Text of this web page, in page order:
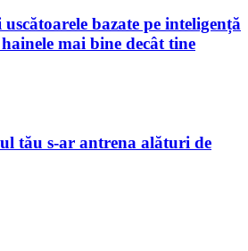
bazate pe inteligență
mai bine decât tine
tău s-ar antrena alături de